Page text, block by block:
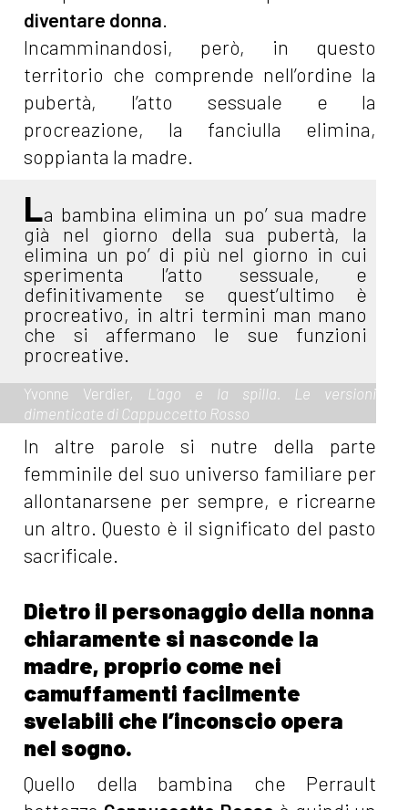
diventare donna.
Incamminandosi, però, in questo
territorio che comprende nell’ordine la
pubertà, l’atto sessuale e la
procreazione, la fanciulla elimina,
soppianta la madre.
La bambina elimina un po’ sua madre
già nel giorno della sua pubertà, la
elimina un po’ di più nel giorno in cui
sperimenta l’atto sessuale, e
definitivamente se quest’ultimo è
procreativo, in altri termini man mano
che si affermano le sue funzioni
procreative.
Yvonne Verdier,
L'ago e la spilla. Le versioni
dimenticate di Cappuccetto Rosso
In altre parole si nutre della parte
femminile del suo universo familiare per
allontanarsene per sempre, e ricrearne
un altro. Questo è il significato del pasto
sacrificale.
Dietro il personaggio della nonna
chiaramente si nasconde la
madre, proprio come nei
camuffamenti facilmente
svelabili che l’inconscio opera
nel sogno.
Quello della bambina che Perrault